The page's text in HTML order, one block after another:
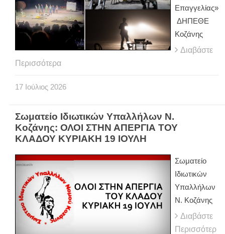
Επαγγελίας»
ΔΗΠΕΘΕ
Κοζάνης
Διαβάστε
Περισσότερα
17 Ιούλιος 2026
Σωματείο Ιδιωτικών Υπαλλήλων Ν.
Κοζάνης: ΟΛΟΙ ΣΤΗΝ ΑΠΕΡΓΙΑ ΤΟΥ
ΚΛΑΔΟΥ ΚΥΡΙΑΚΗ 19 ΙΟΥΛΗ
Σωματείο
Ιδιωτικών
Υπαλλήλων
Ν. Κοζάνης
Διαβάστε
Περισσότερ